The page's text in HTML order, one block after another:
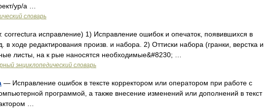
ур/а …
словарь
correctura исправление) 1) Исправление ошибок и опечаток, появившихся в
в ходе редактирования произв. и набора. 2) Оттиски набора (гранки, верстка и
листы, на к рые наносятся необходимые&#8230; …
энциклопедический словарь
— Исправление ошибок в тексте корректором или оператором при работе с
программой, а также внесение изменений или дополнений в текст
…